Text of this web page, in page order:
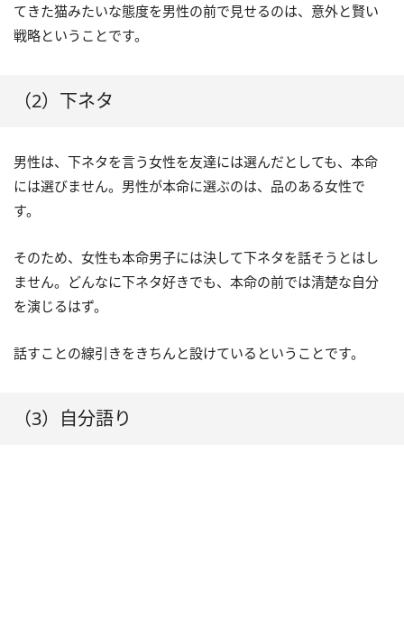
てきた猫みたいな態度を男性の前で見せるのは、意外と賢い
戦略ということです。
（2）下ネタ
男性は、下ネタを言う女性を友達には選んだとしても、本命
には選びません。男性が本命に選ぶのは、品のある女性で
す。
そのため、女性も本命男子には決して下ネタを話そうとはし
ません。どんなに下ネタ好きでも、本命の前では清楚な自分
を演じるはず。
話すことの線引きをきちんと設けているということです。
（3）自分語り